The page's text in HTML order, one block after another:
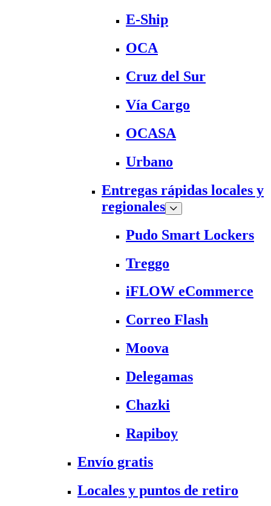
E-Ship
OCA
Cruz del Sur
Vía Cargo
OCASA
Urbano
Entregas rápidas locales y
regionales
Pudo Smart Lockers
Treggo
iFLOW eCommerce
Correo Flash
Moova
Delegamas
Chazki
Rapiboy
Envío gratis
Locales y puntos de retiro